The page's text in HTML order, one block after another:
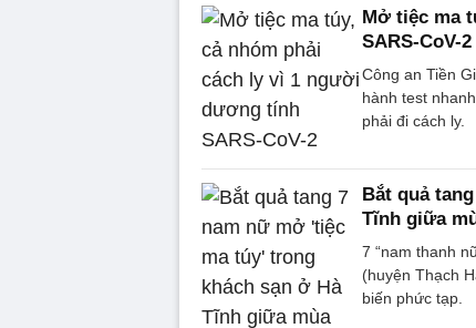
Mở tiệc ma
SARS-CoV-2
Công an Tiền
hành test
phải đi cách ly.
Bắt quả
Tĩnh giữa
7 “nam thanh
(huyện Thạch
biến phức tạp.